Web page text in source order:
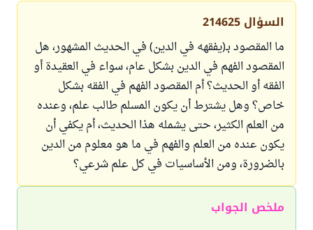
السؤال 214625
ما المقصود بـ(يفقهه في الدين) في الحديث المشهور، هل
المقصود الفهم في الدين بشكل عام، سواء في العقيدة أو
الفقه أو الحديث؟ أم المقصود الفهم في الفقه بشكل
خاص؟ وهل يشترط أن يكون المسلم طالب علم، وعنده
من العلم الكثير، حتى يشمله هذا الحديث، أم يكفي أن
يكون عنده من العلم والفهم في ما هو معلوم من الدين
بالضرورة، ومن الأساسيات في كل علم شرعي؟
ملخص الجواب